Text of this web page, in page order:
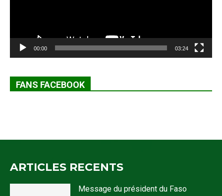
00:00 03:24
FANS FACEBOOK
ARTICLES RECENTS
Message du président du Faso